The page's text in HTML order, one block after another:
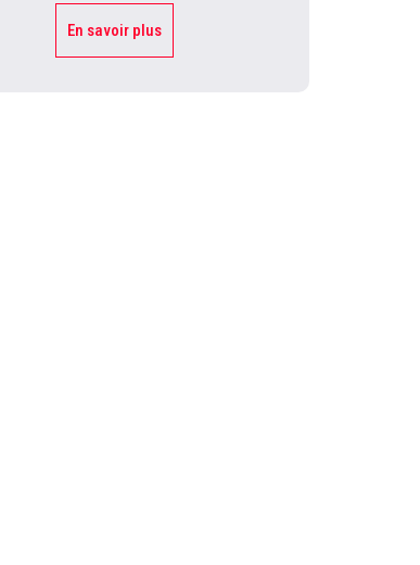
En savoir plus